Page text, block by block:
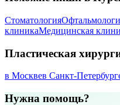
Стоматология
клиникаМедицинская
Пластическая
в Москвев Санкт-
Нужна помощь?